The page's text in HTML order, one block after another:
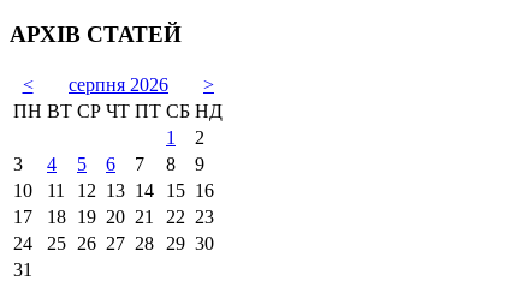
АРХІВ СТАТЕЙ
< серпня 2026
>
ПН ВТ СР ЧТ ПТ СБ НД
1
2
3
4 5 6 7 8
9
10
11 12 13 14 15 16
17
18 19 20 21 22 23
24
25 26 27 28 29 30
31